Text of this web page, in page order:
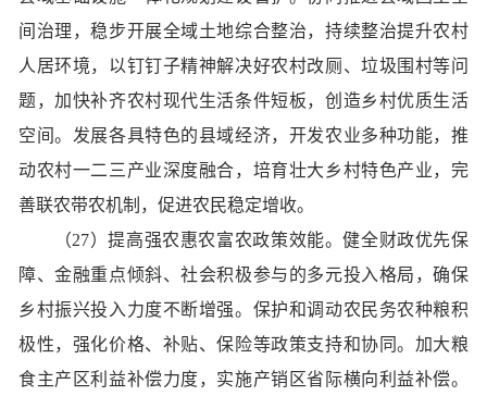
间治理，稳步开展全域土地综合整治，持续整治提升农村
人居环境，以钉钉子精神解决好农村改厕、垃圾围村等问
题，加快补齐农村现代生活条件短板，创造乡村优质生活
空间。发展各具特色的县域经济，开发农业多种功能，推
动农村一二三产业深度融合，培育壮大乡村特色产业，完
善联农带农机制，促进农民稳定增收。
（27）提高强农惠农富农政策效能。健全财政优先保
障、金融重点倾斜、社会积极参与的多元投入格局，确保
乡村振兴投入力度不断增强。保护和调动农民务农种粮积
极性，强化价格、补贴、保险等政策支持和协同。加大粮
食主产区利益补偿力度，实施产销区省际横向利益补偿。